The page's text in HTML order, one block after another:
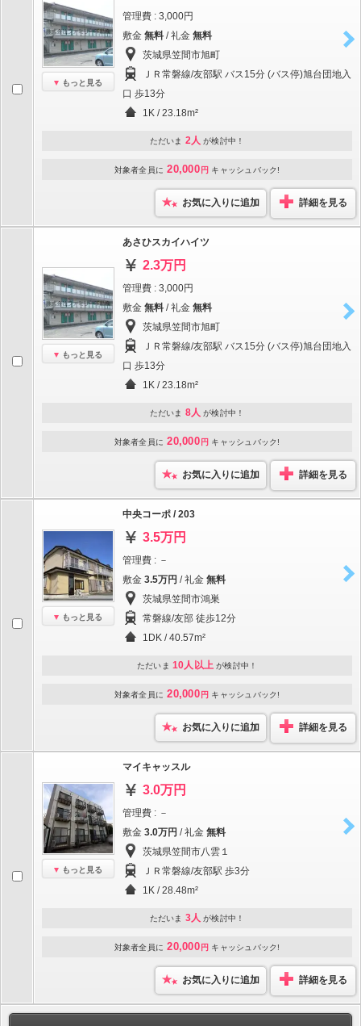
もっと見る
管理費 : 3,000円
敷金 無料 / 礼金 無料
茨城県笠間市旭町
ＪＲ常磐線/友部駅 バス15分 (バス停)旭台団地入
口 歩13分
1K / 23.18m²
ただいま 2人 が検討中！
対象者全員に 20,000 円 キャッシュバック!
お気に入りに追加 詳細を見る
もっと見る
あさひスカイハイツ
2.3万円
管理費 : 3,000円
敷金 無料 / 礼金 無料
茨城県笠間市旭町
ＪＲ常磐線/友部駅 バス15分 (バス停)旭台団地入
口 歩13分
1K / 23.18m²
ただいま 8人 が検討中！
対象者全員に 20,000 円 キャッシュバック!
お気に入りに追加 詳細を見る
もっと見る
中央コーポ / 203
3.5万円
管理費 : －
敷金 3.5万円 / 礼金 無料
茨城県笠間市鴻巣
常磐線/友部 徒歩12分
1DK / 40.57m²
ただいま 10人以上 が検討中！
対象者全員に 20,000 円 キャッシュバック!
お気に入りに追加 詳細を見る
もっと見る
マイキャッスル
3.0万円
管理費 : －
敷金 3.0万円 / 礼金 無料
茨城県笠間市八雲１
ＪＲ常磐線/友部駅 歩3分
1K / 28.48m²
ただいま 3人 が検討中！
対象者全員に 20,000 円 キャッシュバック!
お気に入りに追加 詳細を見る